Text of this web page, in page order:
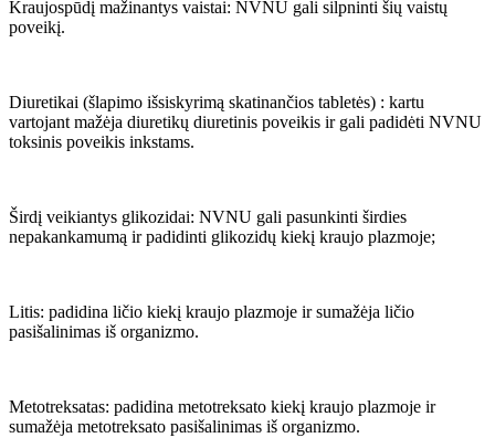
Kraujospūdį mažinantys vaistai: NVNU gali silpninti šių vaistų
poveikį.
Diuretikai (šlapimo išsiskyrimą skatinančios tabletės) : kartu
vartojant mažėja diuretikų diuretinis poveikis ir gali padidėti NVNU
toksinis poveikis inkstams.
Širdį veikiantys glikozidai: NVNU gali pasunkinti širdies
nepakankamumą ir padidinti glikozidų kiekį kraujo plazmoje;
Litis: padidina ličio kiekį kraujo plazmoje ir sumažėja ličio
pasišalinimas iš organizmo.
Metotreksatas: padidina metotreksato kiekį kraujo plazmoje ir
sumažėja metotreksato pasišalinimas iš organizmo.